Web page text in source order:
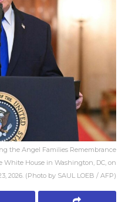
the Angel Families Remembrance
White House in Washington, DC, on
2026. (Photo by SAUL LOEB / AFP)